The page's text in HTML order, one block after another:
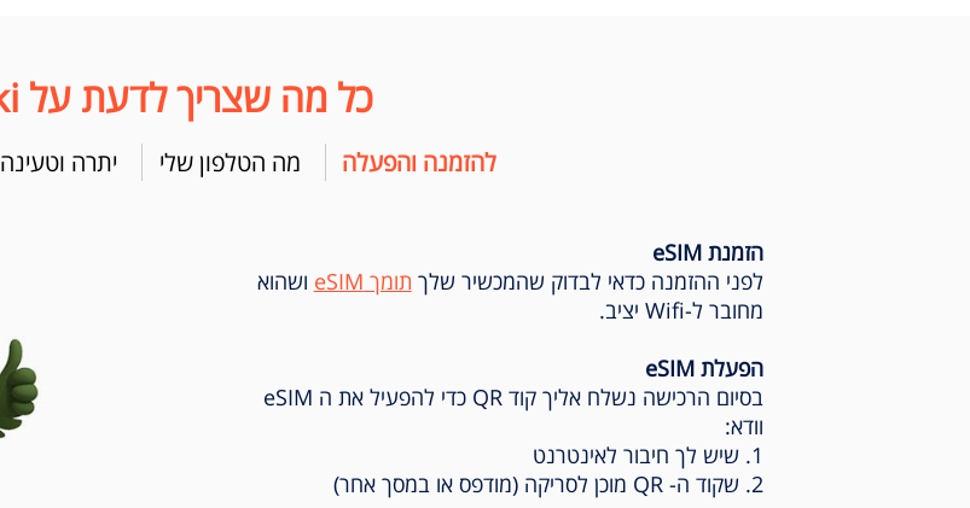
בחירת יעד נסיעה
כל מה שצריך לדעת על Tuki
להזמנה והפעלה מה הטלפון שלי יתרה וטעינה
הזמנת eSIM
לפני ההזמנה כדאי לבדוק שהמכשיר שלך תומך eSIM
ושהוא
מחובר ל-Wifi יציב.
הפעלת eSIM
בסיום הרכישה נשלח אליך קוד QR כדי להפעיל את ה eSIM
וודא:
1. שיש לך חיבור לאינטרנט
2. שקוד ה- QR מוכן לסריקה (מודפס או במסך אחר)